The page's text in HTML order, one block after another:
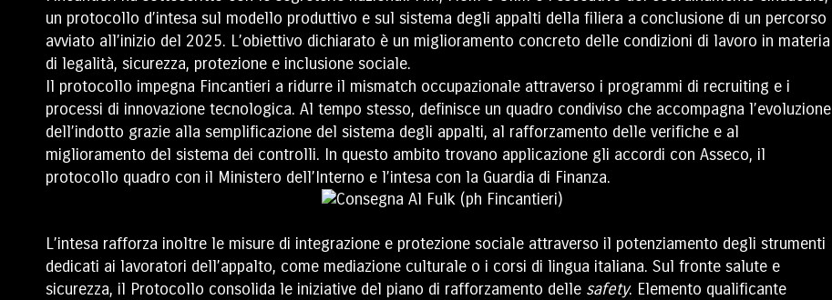
un protocollo d’intesa sul modello produttivo e sul sistema degli appalti della filiera a conclusione di un percorso
avviato all’inizio del 2025. L’obiettivo dichiarato è un miglioramento concreto delle condizioni di lavoro in materia
di legalità, sicurezza, protezione e inclusione sociale.
Il protocollo impegna Fincantieri a ridurre il mismatch occupazionale attraverso i programmi di recruiting e i
processi di innovazione tecnologica. Al tempo stesso, definisce un quadro condiviso che accompagna l’evoluzione
dell’indotto grazie alla semplificazione del sistema degli appalti, al rafforzamento delle verifiche e al
miglioramento del sistema dei controlli. In questo ambito trovano applicazione gli accordi con Asseco, il
protocollo quadro con il Ministero dell’Interno e l’intesa con la Guardia di Finanza.
L’intesa rafforza inoltre le misure di integrazione e protezione sociale attraverso il potenziamento degli strumenti
dedicati ai lavoratori dell’appalto, come mediazione culturale o i corsi di lingua italiana. Sul fronte salute e
sicurezza, il Protocollo consolida le iniziative del piano di rafforzamento delle safety. Elemento qualificante